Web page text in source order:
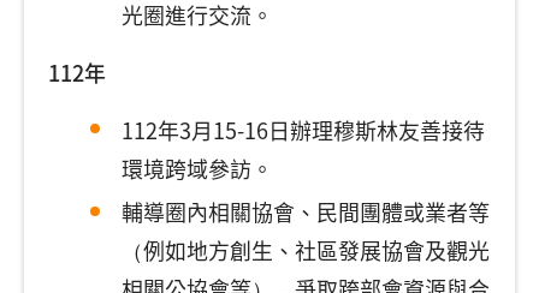
光圈進行交流。
112年
112年3月15-16日辦理穆斯林友善接待
環境跨域參訪。
輔導圈內相關協會、民間團體或業者等
（例如地方創生、社區發展協會及觀光